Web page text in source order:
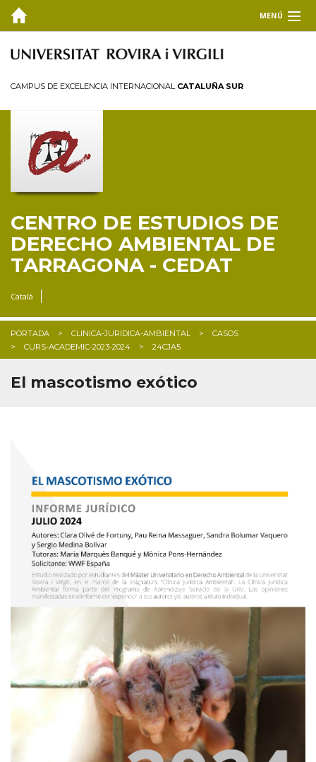
MENÚ
EL CEDAT
Doctorado en Derecho Ambiental
Premio Josep Miquel Prats Canut
Clínica Jurídica Ambiental URV
PUBLICACIONES
COLABORA
BLOG
CAMPUS DE EXCELENCIA INTERNACIONAL CATALUÑA SUR
CENTRO DE ESTUDIOS DE
DERECHO AMBIENTAL DE
TARRAGONA - CEDAT
Català
PORTADA CLINICA-JURIDICA-AMBIENTAL
CASOS
CURS-ACADEMIC-2023-2024
24CJA5
El mascotismo exótico